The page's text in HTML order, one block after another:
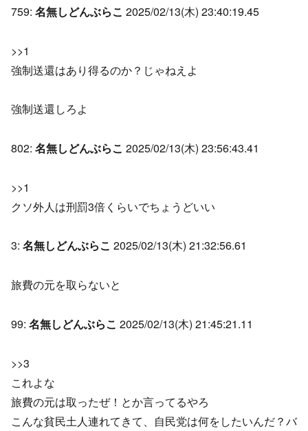
759: 名無しどんぶらこ 2025/02/13(木) 23:40:19.45
>>1
強制送還はあり得るのか？じゃねえよ
強制送還しろよ
802: 名無しどんぶらこ 2025/02/13(木) 23:56:43.41
>>1
クソ外人は刑罰3倍くらいでちょうどいい
3: 名無しどんぶらこ 2025/02/13(木) 21:32:56.61
旅費の元を取らないと
99: 名無しどんぶらこ 2025/02/13(木) 21:45:21.11
>>3
これよな
旅費の元は取ったぜ！とか言ってるやろ
こんな貧民土人連れてきて、自民党は何をしたいんだ？バ